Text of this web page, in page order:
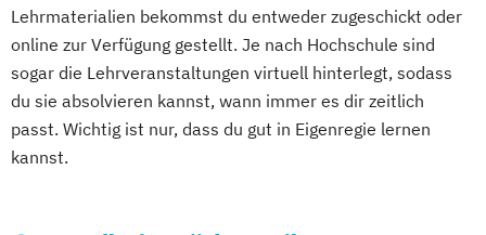
Lehrmaterialien bekommst du entweder zugeschickt oder
online zur Verfügung gestellt. Je nach Hochschule sind
sogar die Lehrveranstaltungen virtuell hinterlegt, sodass
du sie absolvieren kannst, wann immer es dir zeitlich
passt. Wichtig ist nur, dass du gut in Eigenregie lernen
kannst.